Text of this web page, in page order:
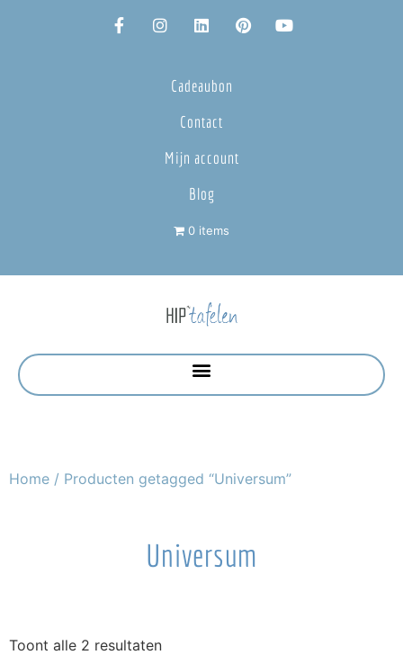
Cadeaubon
Contact
Mijn account
Blog
0 items
Home / Producten getagged “Universum”
Universum
Toont alle 2 resultaten